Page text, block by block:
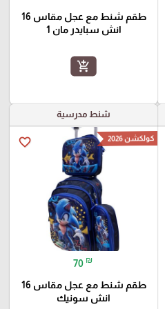
طقم شنط مع عجل مقاس 16
انش سبايدر مان 1
add_shopping_cart
شنط مدرسية
favorite_border كولكشن 2026
70 ₪
طقم شنط مع عجل مقاس 16
انش سونيك